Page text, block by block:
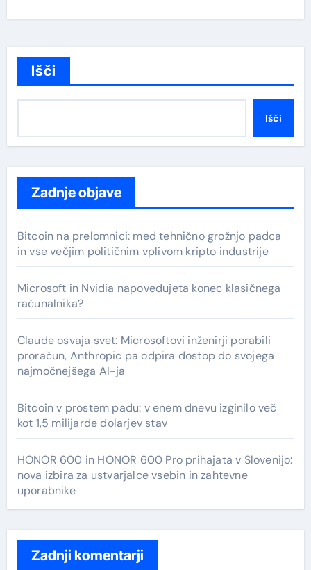
Išči
Išči
Zadnje objave
Bitcoin na prelomnici: med tehnično grožnjo padca
in vse večjim političnim vplivom kripto industrije
Microsoft in Nvidia napovedujeta konec klasičnega
računalnika?
Claude osvaja svet: Microsoftovi inženirji porabili
proračun, Anthropic pa odpira dostop do svojega
najmočnejšega AI-ja
Bitcoin v prostem padu: v enem dnevu izginilo več
kot 1,5 milijarde dolarjev stav
HONOR 600 in HONOR 600 Pro prihajata v Slovenijo:
nova izbira za ustvarjalce vsebin in zahtevne
uporabnike
Zadnji komentarji